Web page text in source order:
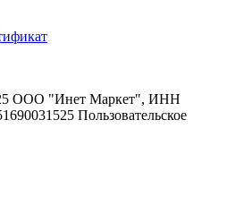
ООО "Инет Маркет", ИНН
Пользовательское